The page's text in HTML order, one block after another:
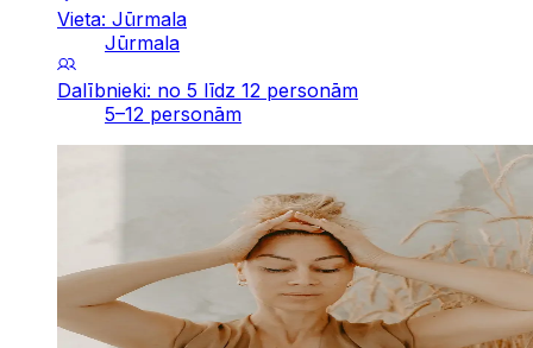
Vieta: Jūrmala
Jūrmala
Dalībnieki: no 5 līdz 12 personām
5–12 personām